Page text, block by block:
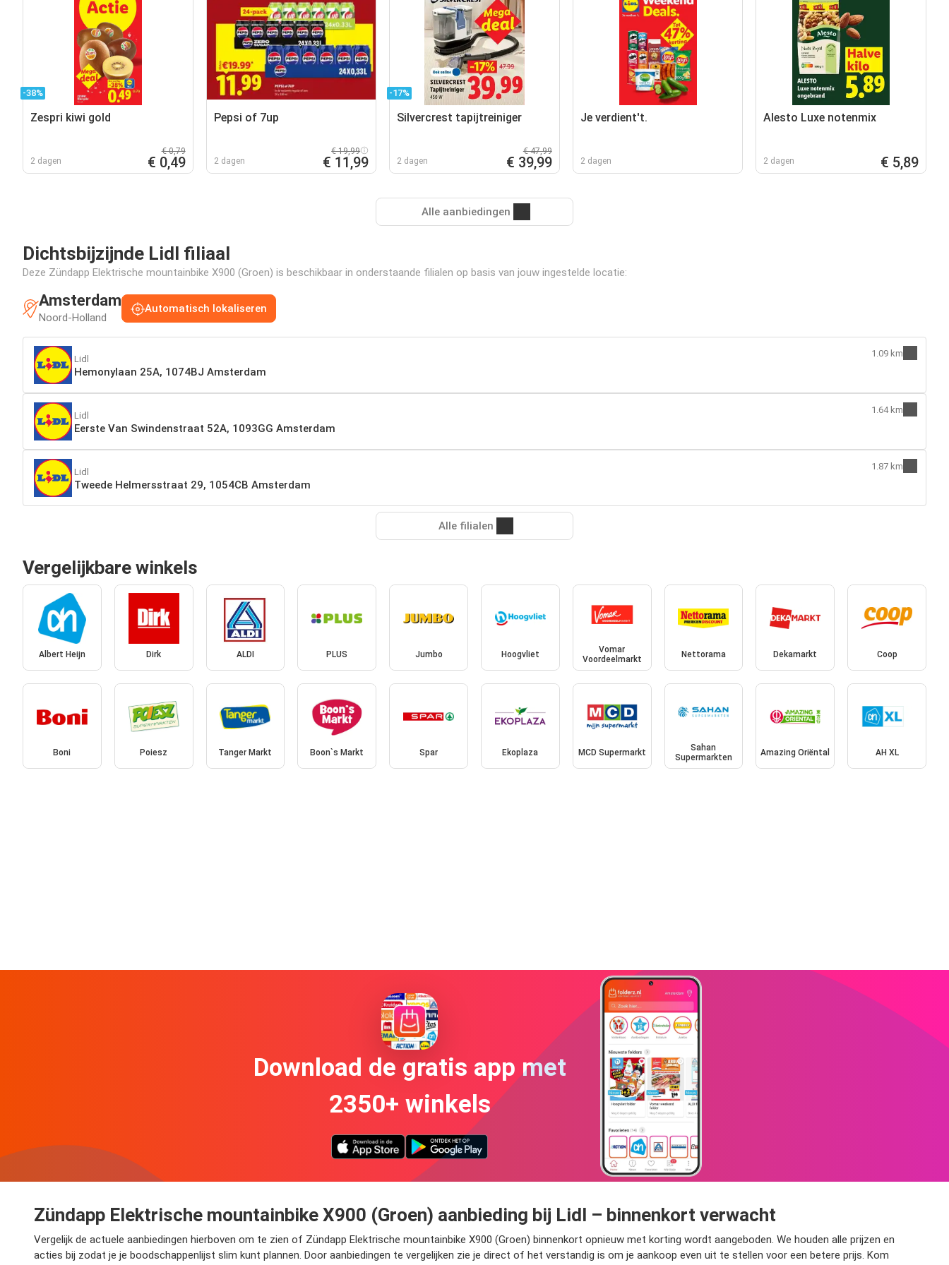
-38%
Zespri kiwi gold
2 dagen
€ 0,79
€ 0,49
Pepsi of 7up
2 dagen
€ 19,99
€ 11,99
-17%
Silvercrest tapijtreiniger
2 dagen
€ 47,99
€ 39,99
Je verdient't.
2 dagen
Alesto Luxe notenmix
2 dagen € 5,89
Alle aanbiedingen
Dichtsbijzijnde Lidl filiaal
Deze Zündapp Elektrische mountainbike X900 (Groen) is beschikbaar in onderstaande filialen op basis van jouw ingestelde locatie:
Amsterdam
Noord-Holland
Automatisch lokaliseren
Lidl
Hemonylaan 25A, 1074BJ Amsterdam
1.09 km
Lidl
Eerste Van Swindenstraat 52A, 1093GG Amsterdam
1.64 km
Lidl
Tweede Helmersstraat 29, 1054CB Amsterdam
1.87 km
Alle filialen
Vergelijkbare winkels
Albert Heijn Dirk ALDI PLUS Jumbo Hoogvliet
Vomar
Voordeelmarkt
Nettorama Dekamarkt Coop
Boni Poiesz Tanger Markt Boon`s Markt Spar Ekoplaza MCD Supermarkt
Sahan
Supermarkten
Amazing Oriëntal AH XL
Download de gratis app met
2350+ winkels
Zündapp Elektrische mountainbike X900 (Groen) aanbieding bij Lidl – binnenkort verwacht
Vergelijk de actuele aanbiedingen hierboven om te zien of Zündapp Elektrische mountainbike X900 (Groen) binnenkort opnieuw met korting wordt aangeboden. We houden alle prijzen en
acties bij zodat je je boodschappenlijst slim kunt plannen. Door aanbiedingen te vergelijken zie je direct of het verstandig is om je aankoop even uit te stellen voor een betere prijs. Kom